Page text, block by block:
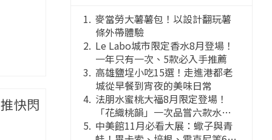
快閃
麥當勞大薯薯包！以設計翻玩薯
條外帶體驗
Le Labo城市限定香水8月登場！
一年只有一次、5款必入手推薦
高雄鹽埕小吃15選！走進港都老
城從早餐到宵夜的美味日常
法朋水蜜桃大福8月限定登場！
「花織桃韻」一次品嘗六款水蜜
桃花果大福
中美館11月必看大展：蠍子與青